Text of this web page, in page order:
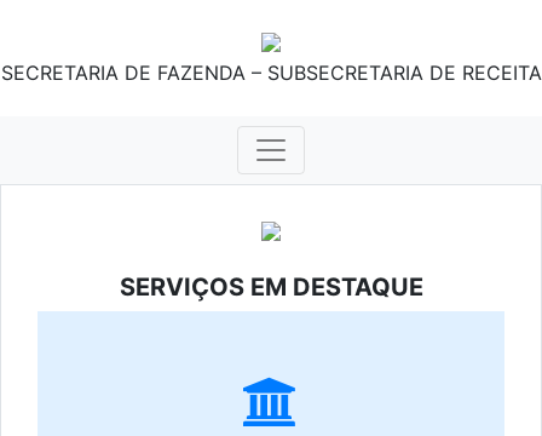
SECRETARIA DE FAZENDA – SUBSECRETARIA DE RECEITA
SERVIÇOS EM DESTAQUE